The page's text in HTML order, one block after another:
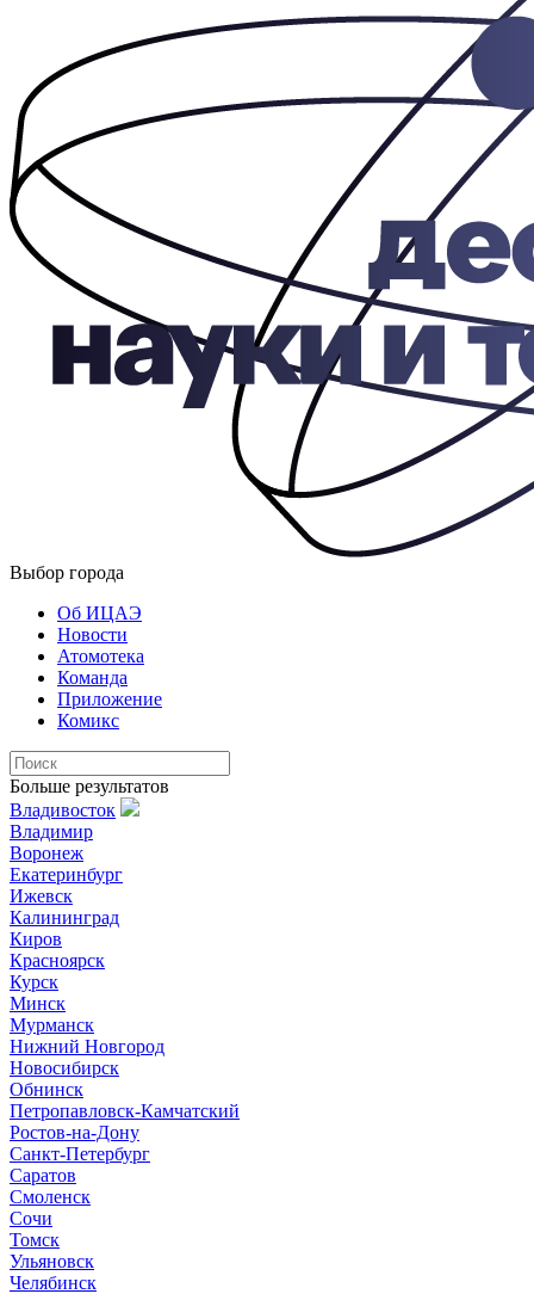
Выбор города
Об ИЦАЭ
Новости
Атомотека
Команда
Приложение
Комикс
Больше результатов
Владивосток
Владимир
Воронеж
Екатеринбург
Ижевск
Калининград
Киров
Красноярск
Курск
Минск
Мурманск
Нижний Новгород
Новосибирск
Обнинск
Петропавловск-Камчатский
Ростов-на-Дону
Санкт-Петербург
Саратов
Смоленск
Сочи
Томск
Ульяновск
Челябинск